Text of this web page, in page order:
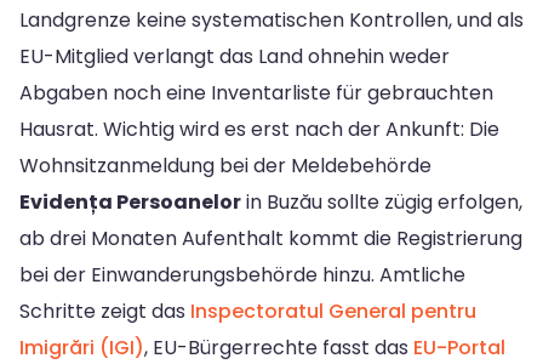
Landgrenze keine systematischen Kontrollen, und als
EU-Mitglied verlangt das Land ohnehin weder
Abgaben noch eine Inventarliste für gebrauchten
Hausrat. Wichtig wird es erst nach der Ankunft: Die
Wohnsitzanmeldung bei der Meldebehörde
Evidența Persoanelorin Buzău sollte zügig erfolgen,
ab drei Monaten Aufenthalt kommt die Registrierung
bei der Einwanderungsbehörde hinzu. Amtliche
Schritte zeigt das Inspectoratul General pentru
Imigrări (IGI), EU-Bürgerrechte fasst das EU-Portal